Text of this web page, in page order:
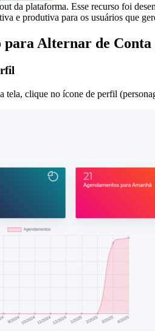
da plataforma. Esse recurso foi
e produtiva para os usuários que
para Alternar de Conta
tela, clique no ícone de perfil